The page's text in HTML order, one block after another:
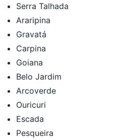
Serra Talhada
Araripina
Gravatá
Carpina
Goiana
Belo Jardim
Arcoverde
Ouricuri
Escada
Pesqueira